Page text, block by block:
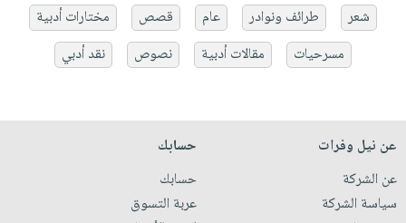
شعر
طرائف ونوادر عام قصص
مختارات أدبية
مسرحيات
مقالات أدبية نصوص نقد أدبي
عن نيل وفرات
عن الشركة
سياسة الشركة
حسابك
حسابك
عربة التسوق